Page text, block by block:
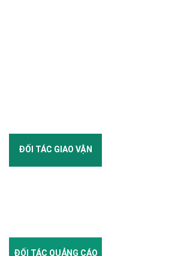
ĐỐI TÁC GIAO VẬN
ĐỐI TÁC QUẢNG CÁO